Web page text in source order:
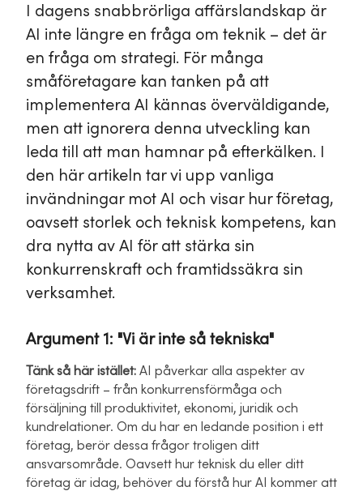
I dagens snabbrörliga affärslandskap är
AI inte längre en fråga om teknik – det är
en fråga om strategi. För många
småföretagare kan tanken på att
implementera AI kännas överväldigande,
men att ignorera denna utveckling kan
leda till att man hamnar på efterkälken. I
den här artikeln tar vi upp vanliga
invändningar mot AI och visar hur företag,
oavsett storlek och teknisk kompetens, kan
dra nytta av AI för att stärka sin
konkurrenskraft och framtidssäkra sin
verksamhet.
Argument 1: "Vi är inte så tekniska"
Tänk så här istället: AI påverkar alla aspekter av
företagsdrift – från konkurrensförmåga och
försäljning till produktivitet, ekonomi, juridik och
kundrelationer. Om du har en ledande position i ett
företag, berör dessa frågor troligen ditt
ansvarsområde. Oavsett hur teknisk du eller ditt
företag är idag, behöver du förstå hur AI kommer att